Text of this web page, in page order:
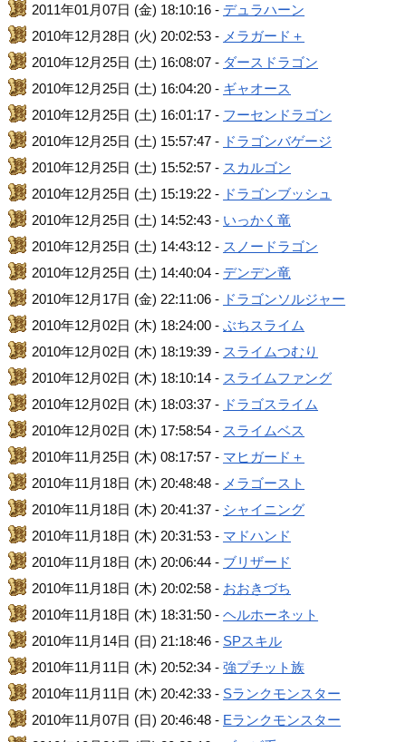
2011年01月07日 (金) 18:10:16 - デュラハーン
2010年12月28日 (火) 20:02:53 - メラガード＋
2010年12月25日 (土) 16:08:07 - ダースドラゴン
2010年12月25日 (土) 16:04:20 - ギャオース
2010年12月25日 (土) 16:01:17 - フーセンドラゴン
2010年12月25日 (土) 15:57:47 - ドラゴンバゲージ
2010年12月25日 (土) 15:52:57 - スカルゴン
2010年12月25日 (土) 15:19:22 - ドラゴンブッシュ
2010年12月25日 (土) 14:52:43 - いっかく竜
2010年12月25日 (土) 14:43:12 - スノードラゴン
2010年12月25日 (土) 14:40:04 - デンデン竜
2010年12月17日 (金) 22:11:06 - ドラゴンソルジャー
2010年12月02日 (木) 18:24:00 -ぶちスライム
2010年12月02日 (木) 18:19:39 - スライムつむり
2010年12月02日 (木) 18:10:14 - スライムファング
2010年12月02日 (木) 18:03:37 - ドラゴスライム
2010年12月02日 (木) 17:58:54 - スライムベス
2010年11月25日 (木) 08:17:57 - マヒガード＋
2010年11月18日 (木) 20:48:48 - メラゴースト
2010年11月18日 (木) 20:41:37 - シャイニング
2010年11月18日 (木) 20:31:53 - マドハンド
2010年11月18日 (木) 20:06:44 - ブリザード
2010年11月18日 (木) 20:02:58 - おおきづち
2010年11月18日 (木) 18:31:50 -ヘルホーネット
2010年11月14日 (日) 21:18:46 - SPスキル
2010年11月11日 (木) 20:52:34 -強プチット族
2010年11月11日 (木) 20:42:33 - Sランクモンスター
2010年11月07日 (日) 20:46:48 - Eランクモンスター